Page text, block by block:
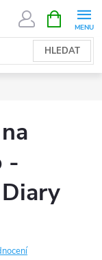
HLEDAT
NÁKUPNÍ
KOŠÍK
-